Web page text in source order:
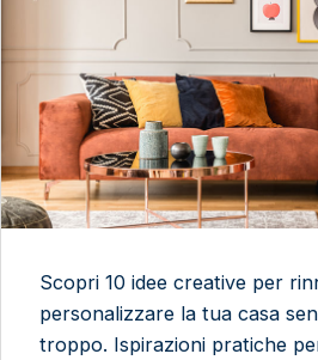
Scopri 10 idee creative per
personalizzare la tua casa
troppo. Ispirazioni pratiche